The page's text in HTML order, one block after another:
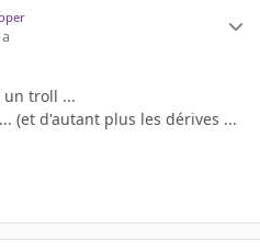
un troll ...
(et d'autant plus les dérives ...